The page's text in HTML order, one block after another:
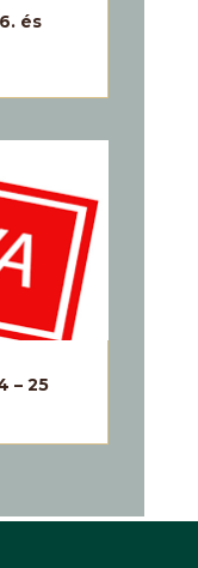
és
– 25